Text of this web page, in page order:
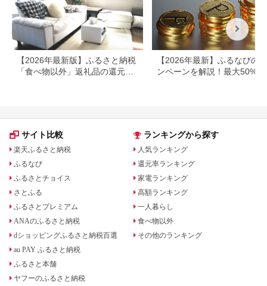
【2026年最新版】ふるさと納税
「食べ物以外」返礼品の還元率
【2026年最新】ふるなびの
ンペーンを解説！最大50%還
サイト比較
楽天ふるさと納税
ふるなび
ふるさとチョイス
さとふる
ふるさとプレミアム
ANAのふるさと納税
dショッピングふるさと納税百選
au PAY ふるさと納税
ふるさと本舗
ヤフーのふるさと納税
ランキングから探す
人気ランキング
還元率ランキング
家電ランキング
高額ランキング
一人暮らし
食べ物以外
その他のランキング